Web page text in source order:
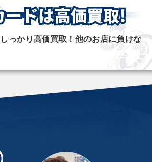
ドは高価買取!
っかり高価買取！他のお店に負けな